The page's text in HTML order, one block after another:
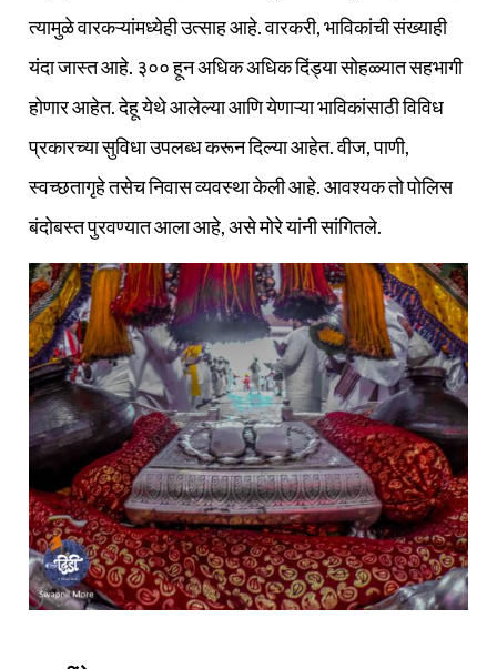
त्यामुळे वारकऱ्यांमध्येही उत्साह आहे. वारकरी, भाविकांची संख्याही
यंदा जास्त आहे. ३०० हून अधिक अधिक दिंड्या सोहळ्यात सहभागी
होणार आहेत. देहू येथे आलेल्या आणि येणाऱ्या भाविकांसाठी विविध
प्रकारच्या सुविधा उपलब्ध करून दिल्या आहेत. वीज, पाणी,
स्वच्छतागृहे तसेच निवास व्यवस्था केली आहे. आवश्यक तो पोलिस
बंदोबस्त पुरवण्यात आला आहे, असे मोरे यांनी सांगितले.